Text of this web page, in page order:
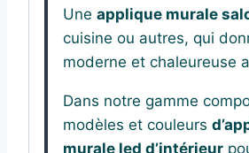
Une applique murale
cuisine ou autres, qui
moderne et chaleureuse
Dans notre gamme
modèles et couleurs
murale led d’intérieur